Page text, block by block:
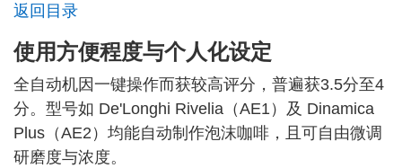
返回目录
使用方便程度与个人化设定
全自动机因一键操作而获较高评分，普遍获3.5分至4
分。型号如 De'Longhi Rivelia（AE1）及 Dinamica
Plus（AE2）均能自动制作泡沫咖啡，且可自由微调
研磨度与浓度。